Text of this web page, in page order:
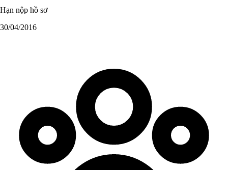
Hạn nộp hồ sơ
30/04/2016